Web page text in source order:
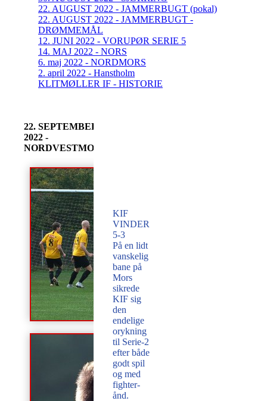
22. AUGUST 2022 - JAMMERBUGT (pokal)
22. AUGUST 2022 - JAMMERBUGT -
DRØMMEMÅL
12. JUNI 2022 - VORUPØR SERIE 5
14. MAJ 2022 - NORS
6. maj 2022 - NORDMORS
2. april 2022 - Hanstholm
KLITMØLLER IF - HISTORIE
22. SEPTEMBER
2022 -
NORDVESTMORS
KIF
VINDER
5-3
På en lidt
vanskelig
bane på
Mors
sikrede
KIF sig
den
endelige
orykning
til Serie-2
efter både
godt spil
og med
fighter-
ånd.